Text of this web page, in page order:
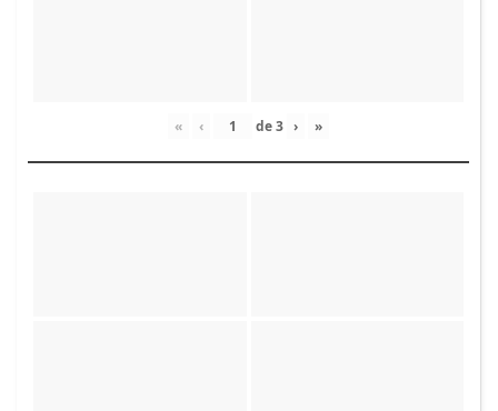
« ‹ de3 › »